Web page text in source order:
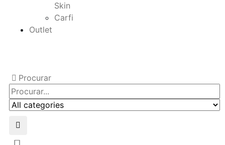
Skin
Carfi
Outlet
Procurar